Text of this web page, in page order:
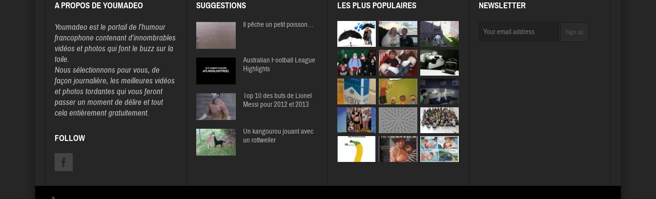
A PROPOS DE YOUMADEO
Youmadeo est le portail de l’humour
francophone contenant d’innombrables
vidéos et photos qui font le buzz sur la
toile.
Nous sélectionnons pour vous, de
façon journalière, les meilleures vidéos
et photos tordantes qui vous feront
passer un moment de délire et tout
cela entièrement gratuitement.
FOLLOW
SUGGESTIONS
Il pêche un petit poisson…
Australian Football League
Highlights
Top 10 des buts de Lionel
Messi pour 2012 et 2013
Un kangourou jouant avec
un rottweiler
LES PLUS POPULAIRES NEWSLETTER